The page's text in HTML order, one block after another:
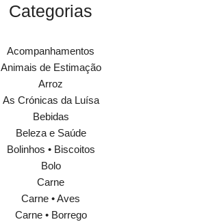
Categorias
Acompanhamentos
Animais de Estimação
Arroz
As Crónicas da Luísa
Bebidas
Beleza e Saúde
Bolinhos • Biscoitos
Bolo
Carne
Carne • Aves
Carne • Borrego